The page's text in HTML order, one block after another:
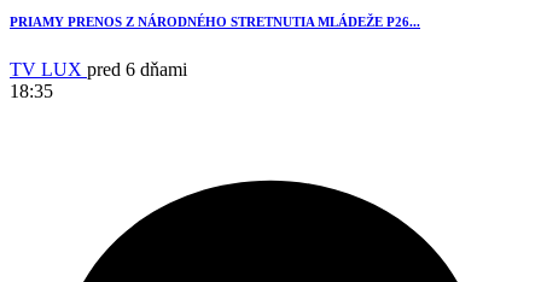
PRIAMY PRENOS Z NÁRODNÉHO STRETNUTIA MLÁDEŽE P26...
TV LUX pred 6 dňami
18:35